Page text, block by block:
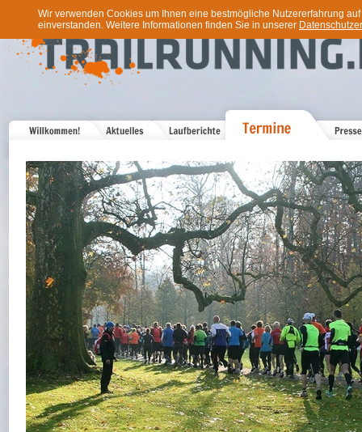
Wir verwenden Cookies um Ihnen eine bestmögliche Nutzererfahrung
einverstanden. Weitere Informationen finden Sie in unserer